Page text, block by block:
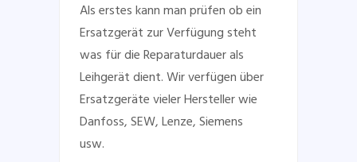
Als erstes kann man prüfen ob ein
Ersatzgerät zur Verfügung steht
was für die Reparaturdauer als
Leihgerät dient. Wir verfügen über
Ersatzgeräte vieler Hersteller wie
Danfoss, SEW, Lenze, Siemens
usw.